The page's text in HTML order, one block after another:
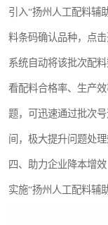
引入“扬州人工配料辅
料条码确认品种，点
系统自动将该批次配
看配料合格率、生产
题，可迅速通过批次
间，极大提升问题处理
四、助力企业降本增效
实施“扬州人工配料辅